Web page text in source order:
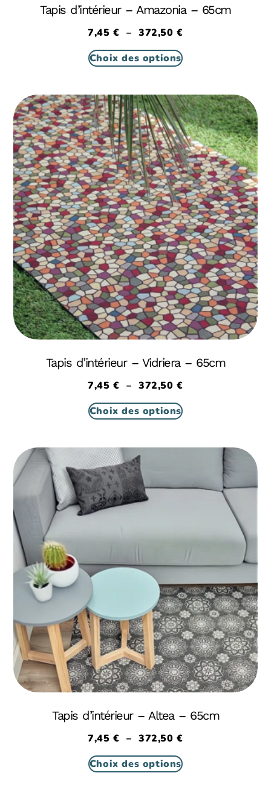
Tapis d’intérieur – Amazonia – 65cm
7,45€ – 372,50€
Choix des options
Tapis d’intérieur – Vidriera – 65cm
7,45€ – 372,50€
Choix des options
Tapis d’intérieur – Altea – 65cm
7,45€ – 372,50€
Choix des options